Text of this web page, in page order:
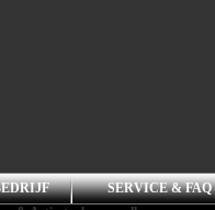
SERVICE & FAQ